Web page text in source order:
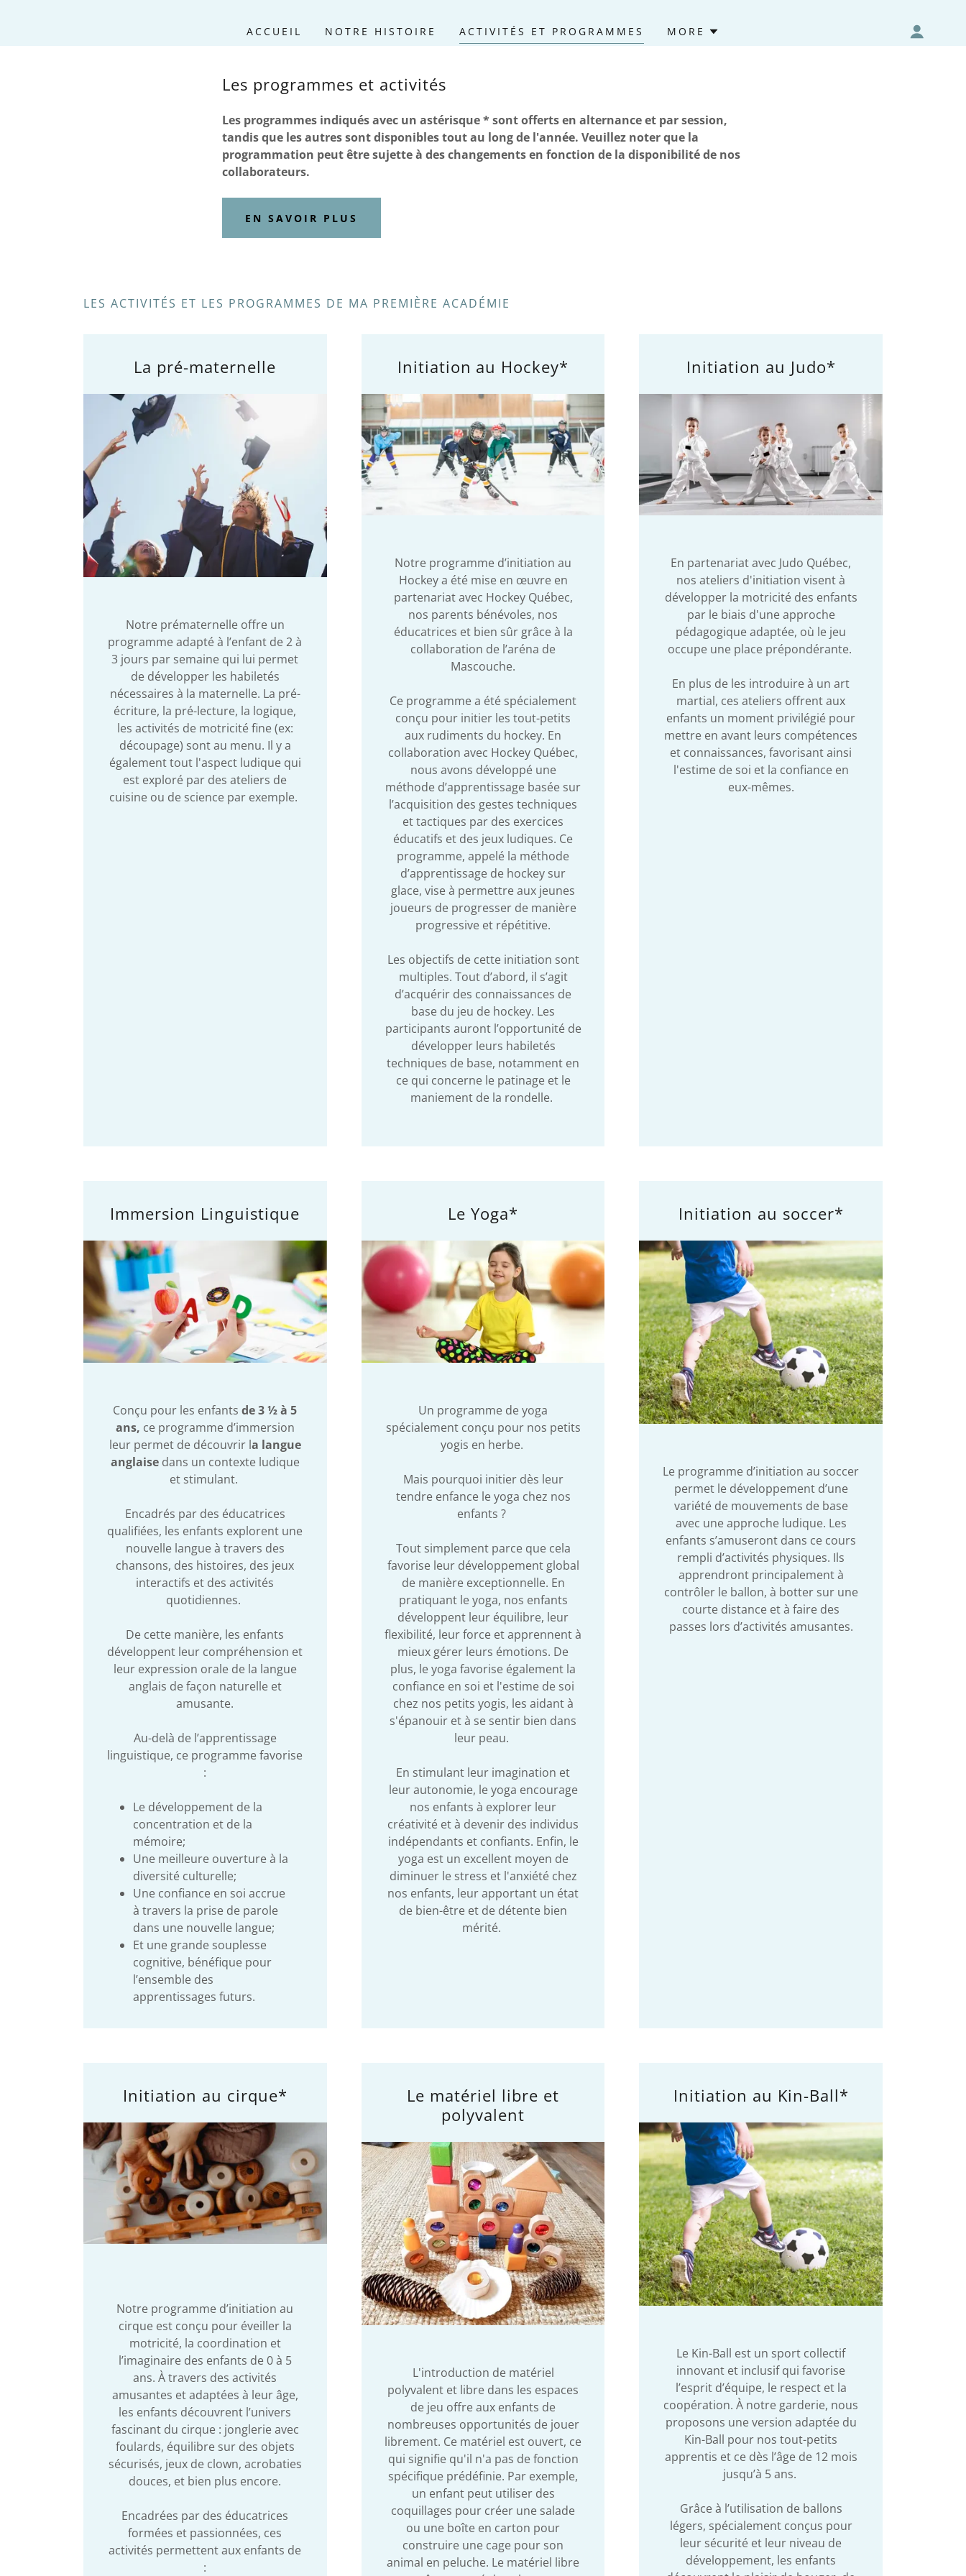
ACCUEIL NOTRE HISTOIRE ACTIVITÉS ET PROGRAMMES MORE
Les programmes et activités
Les programmes indiqués avec un astérisque * sont offerts en alternance et par session,
tandis que les autres sont disponibles tout au long de l'année. Veuillez noter que la
programmation peut être sujette à des changements en fonction de la disponibilité de nos
collaborateurs.
EN SAVOIR PLUS
LES ACTIVITÉS ET LES PROGRAMMES DE MA PREMIÈRE ACADÉMIE
La pré-maternelle
Notre prématernelle offre un
programme adapté à l’enfant de 2 à
3 jours par semaine qui lui permet
de développer les habiletés
nécessaires à la maternelle. La pré-
écriture, la pré-lecture, la logique,
les activités de motricité fine (ex:
découpage) sont au menu. Il y a
également tout l'aspect ludique qui
est exploré par des ateliers de
cuisine ou de science par exemple.
Initiation au Hockey*
Notre programme d’initiation au
Hockey a été mise en œuvre en
partenariat avec Hockey Québec,
nos parents bénévoles, nos
éducatrices et bien sûr grâce à la
collaboration de l’aréna de
Mascouche.
Ce programme a été spécialement
conçu pour initier les tout-petits
aux rudiments du hockey. En
collaboration avec Hockey Québec,
nous avons développé une
méthode d’apprentissage basée sur
l’acquisition des gestes techniques
et tactiques par des exercices
éducatifs et des jeux ludiques. Ce
programme, appelé la méthode
d’apprentissage de hockey sur
glace, vise à permettre aux jeunes
joueurs de progresser de manière
progressive et répétitive.
Les objectifs de cette initiation sont
multiples. Tout d’abord, il s’agit
d’acquérir des connaissances de
base du jeu de hockey. Les
participants auront l’opportunité de
développer leurs habiletés
techniques de base, notamment en
ce qui concerne le patinage et le
maniement de la rondelle.
Initiation au Judo*
En partenariat avec Judo Québec,
nos ateliers d'initiation visent à
développer la motricité des enfants
par le biais d'une approche
pédagogique adaptée, où le jeu
occupe une place prépondérante.
En plus de les introduire à un art
martial, ces ateliers offrent aux
enfants un moment privilégié pour
mettre en avant leurs compétences
et connaissances, favorisant ainsi
l'estime de soi et la confiance en
eux-mêmes.
Immersion Linguistique
Conçu pour les enfantsde 3 ½ à 5
ans, ce programme d’immersion
leur permet de découvrir la langue
anglaisedans un contexte ludique
et stimulant.
Encadrés par des éducatrices
qualifiées, les enfants explorent une
nouvelle langue à travers des
chansons, des histoires, des jeux
interactifs et des activités
quotidiennes.
De cette manière, les enfants
développent leur compréhension et
leur expression orale de la langue
anglais de façon naturelle et
amusante.
Au-delà de l’apprentissage
linguistique, ce programme favorise
:
Le développement de la
concentration et de la
mémoire;
Une meilleure ouverture à la
diversité culturelle;
Une confiance en soi accrue
à travers la prise de parole
dans une nouvelle langue;
Et une grande souplesse
cognitive, bénéfique pour
l’ensemble des
apprentissages futurs.
Le Yoga*
Un programme de yoga
spécialement conçu pour nos petits
yogis en herbe.
Mais pourquoi initier dès leur
tendre enfance le yoga chez nos
enfants ?
Tout simplement parce que cela
favorise leur développement global
de manière exceptionnelle. En
pratiquant le yoga, nos enfants
développent leur équilibre, leur
flexibilité, leur force et apprennent à
mieux gérer leurs émotions. De
plus, le yoga favorise également la
confiance en soi et l'estime de soi
chez nos petits yogis, les aidant à
s'épanouir et à se sentir bien dans
leur peau.
En stimulant leur imagination et
leur autonomie, le yoga encourage
nos enfants à explorer leur
créativité et à devenir des individus
indépendants et confiants. Enfin, le
yoga est un excellent moyen de
diminuer le stress et l'anxiété chez
nos enfants, leur apportant un état
de bien-être et de détente bien
mérité.
Initiation au soccer*
Le programme d’initiation au soccer
permet le développement d’une
variété de mouvements de base
avec une approche ludique. Les
enfants s’amuseront dans ce cours
rempli d’activités physiques. Ils
apprendront principalement à
contrôler le ballon, à botter sur une
courte distance et à faire des
passes lors d’activités amusantes.
Initiation au cirque*
Notre programme d’initiation au
cirque est conçu pour éveiller la
motricité, la coordination et
l’imaginaire des enfants de 0 à 5
ans. À travers des activités
amusantes et adaptées à leur âge,
les enfants découvrent l’univers
fascinant du cirque : jonglerie avec
foulards, équilibre sur des objets
sécurisés, jeux de clown, acrobaties
douces, et bien plus encore.
Encadrées par des éducatrices
formées et passionnées, ces
activités permettent aux enfants de
:
Le matériel libre et
polyvalent
L'introduction de matériel
polyvalent et libre dans les espaces
de jeu offre aux enfants de
nombreuses opportunités de jouer
librement. Ce matériel est ouvert, ce
qui signifie qu'il n'a pas de fonction
spécifique prédéfinie. Par exemple,
un enfant peut utiliser des
coquillages pour créer une salade
ou une boîte en carton pour
construire une cage pour son
animal en peluche. Le matériel libre
Initiation au Kin-Ball*
Le Kin-Ball est un sport collectif
innovant et inclusif qui favorise
l’esprit d’équipe, le respect et la
coopération. À notre garderie, nous
proposons une version adaptée du
Kin-Ball pour nos tout-petits
apprentis et ce dès l’âge de 12 mois
jusqu’à 5 ans.
Grâce à l’utilisation de ballons
légers, spécialement conçus pour
leur sécurité et leur niveau de
développement, les enfants